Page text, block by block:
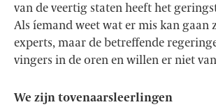
van de veertig staten heeft het
Als íemand weet wat er mis kan gaan
experts, maar de betreffende
vingers in de oren en willen er niet
We zijn tovenaarsleerlingen